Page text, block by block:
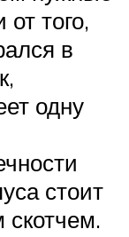
того,
в
одну
стоит
скотчем.